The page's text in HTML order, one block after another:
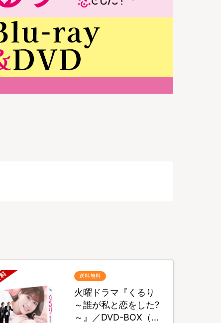
送料無料
火曜ドラマ『くるり
～誰が私と恋をした?
～』／DVD-BOX（送